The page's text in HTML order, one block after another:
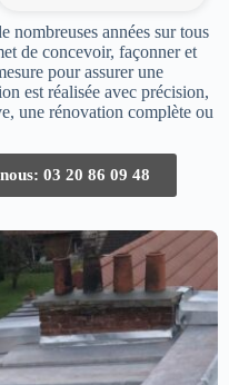
nombreuses années sur tous
de concevoir, façonner et
pour assurer une
est réalisée avec précision,
une rénovation complète ou
03 20 86 09 48